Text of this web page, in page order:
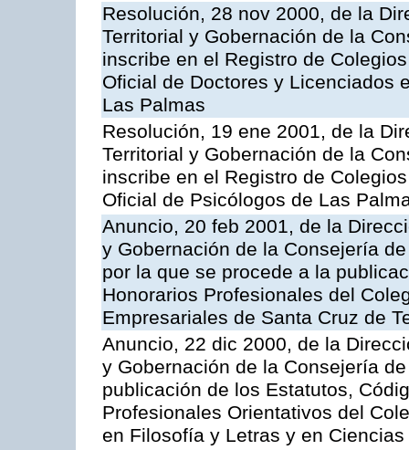
Resolución, 28 nov 2000, de la
Territorial y Gobernación de la
inscribe en el Registro de
Oficial de Doctores y Licenciados
Las Palmas
Resolución, 19 ene 2001, de la
Territorial y Gobernación de la
inscribe en el Registro de
Oficial de Psicólogos de Las
Anuncio, 20 feb 2001, de la
y Gobernación de la Consejería
por la que se procede a la
Honorarios Profesionales del
Empresariales de Santa Cruz de
Anuncio, 22 dic 2000, de la
y Gobernación de la Consejería
publicación de los Estatutos,
Profesionales Orientativos del
en Filosofía y Letras y en